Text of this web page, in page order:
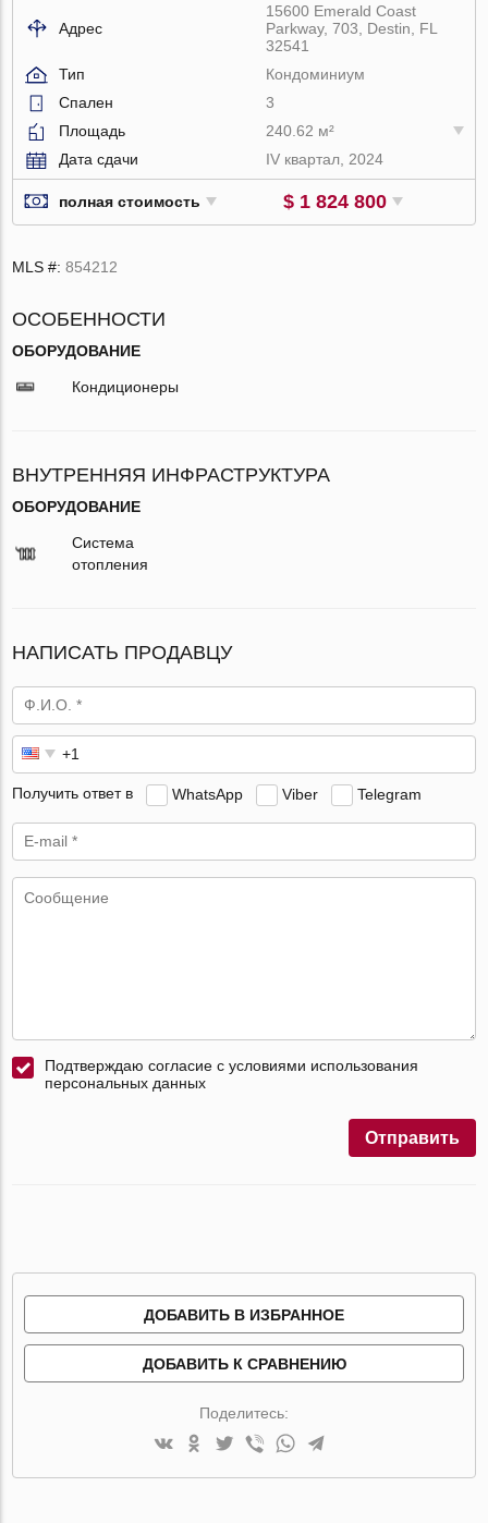
Адрес
15600 Emerald Coast
Parkway, 703, Destin, FL
32541
Тип
Кондоминиум
Спален
3
Площадь
240.62 м²
Дата сдачи
IV квартал, 2024
полная стоимость $ 1 824 800
MLS #:854212
ОСОБЕННОСТИ
ОБОРУДОВАНИЕ
Кондиционеры
ВНУТРЕННЯЯ ИНФРАСТРУКТУРА
ОБОРУДОВАНИЕ
Система
отопления
НАПИСАТЬ ПРОДАВЦУ
Получить ответ в WhatsApp Viber Telegram
Подтверждаю согласие с условиями использования
персональных данных
Отправить
ДОБАВИТЬ В ИЗБРАННОЕ
ДОБАВИТЬ К СРАВНЕНИЮ
Поделитесь: